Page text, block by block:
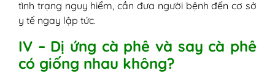
tình trạng nguy hiểm, cần đưa người bệnh đến cơ sở
y tế ngay lập tức.
IV – Dị ứng cà phê và say cà phê
có giống nhau không?